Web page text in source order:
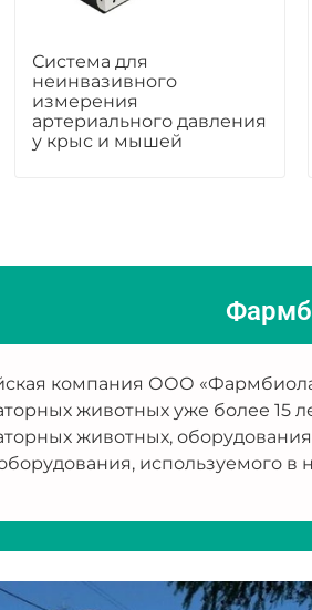
Система для
неинвазивного
измерения
артериального давления
у крыс и мышей
компания ООО
животных уже более 15
животных,
используемого в